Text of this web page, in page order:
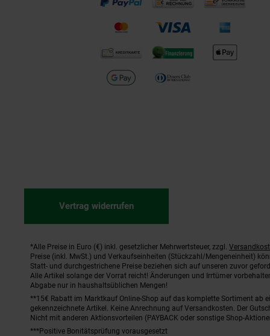
Vertrag widerrufen
Fußnoten
*Alle Preise in Euro (€) inkl. gesetzlicher Mehrwertsteuer, zzgl.
Preise (inkl. MwSt.) und Verkaufseinheiten (Stückzahl/Mengeneinheit)
Statt- und durchgestrichene Preise beziehen sich auf unseren zuvor
Alle Artikel solange der Vorrat reicht! Änderungen und Irrtümer
Abgabe nur in haushaltsüblichen Mengen!
**15€ Rabatt im Marktkauf Online-Shop auf das komplette Sortiment ab
gekennzeichnete Artikel. Keine Anrechnung auf Versandkosten. Der
Nicht mit anderen Aktionsvorteilen (PAYBACK oder sonstige Shop-
***Positive Bonitätsprüfung vorausgesetzt